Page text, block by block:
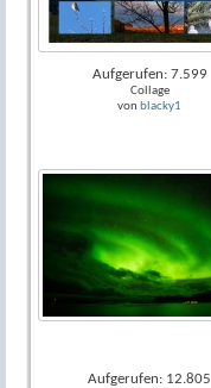
Aufgerufen: 7.599
Collage
von blacky1
Aufgerufen: 12.805